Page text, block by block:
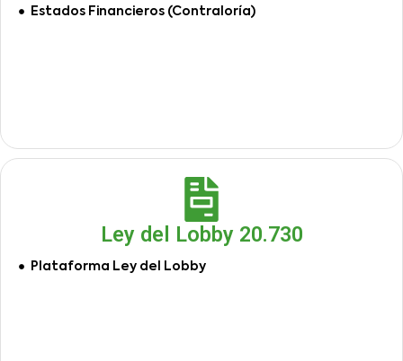
Estados Financieros (Contraloría)
Ley del Lobby 20.730
Plataforma Ley del Lobby